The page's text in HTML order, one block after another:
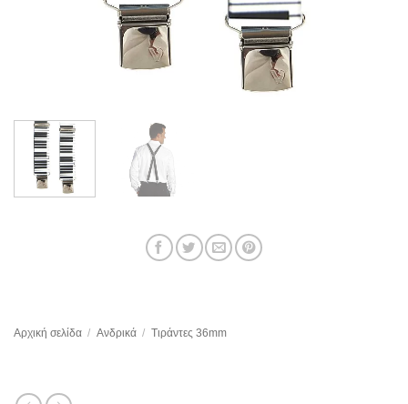
Αρχική σελίδα / Ανδρικά / Τιράντες 36mm